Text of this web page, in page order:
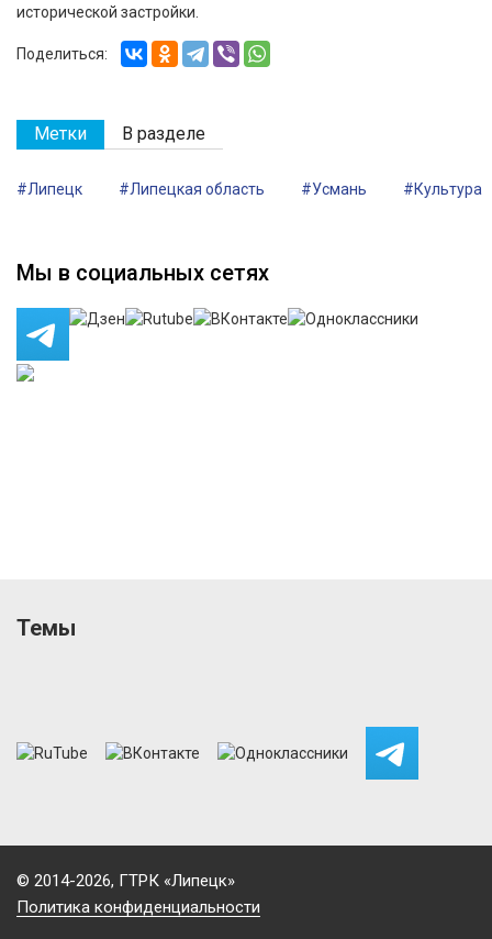
исторической застройки.
Поделиться:
Метки В разделе
#Липецк #Липецкая область #Усмань #Культура
Мы в социальных сетях
Темы
© 2014-2026, ГТРК «Липецк»
Политика конфиденциальности